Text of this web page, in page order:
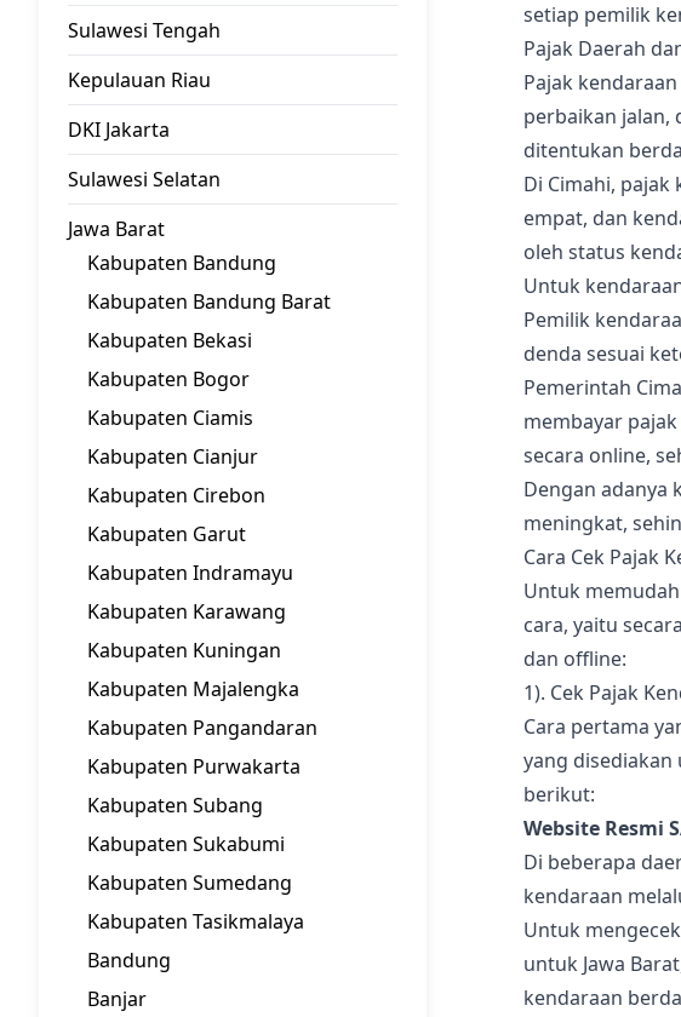
setiap pemilik
Pajak Daerah
Pajak
perbaikan jalan,
ditentukan
Di Cimahi,
empat, dan
oleh status
Untuk
Pemilik
denda sesuai
Pemerintah
membayar
secara online,
Dengan adanya
meningkat,
Cara Cek Pajak
Untuk
cara, yaitu
dan offline:
1). Cek Pajak
Cara pertama
yang disediakan
berikut:
Website Resmi
Di beberapa
kendaraan
Untuk
untuk Jawa
kendaraan
Sulawesi Tengah
Kepulauan Riau
DKI Jakarta
Sulawesi Selatan
Jawa Barat
Kabupaten Bandung
Kabupaten Bandung Barat
Kabupaten Bekasi
Kabupaten Bogor
Kabupaten Ciamis
Kabupaten Cianjur
Kabupaten Cirebon
Kabupaten Garut
Kabupaten Indramayu
Kabupaten Karawang
Kabupaten Kuningan
Kabupaten Majalengka
Kabupaten Pangandaran
Kabupaten Purwakarta
Kabupaten Subang
Kabupaten Sukabumi
Kabupaten Sumedang
Kabupaten Tasikmalaya
Bandung
Banjar